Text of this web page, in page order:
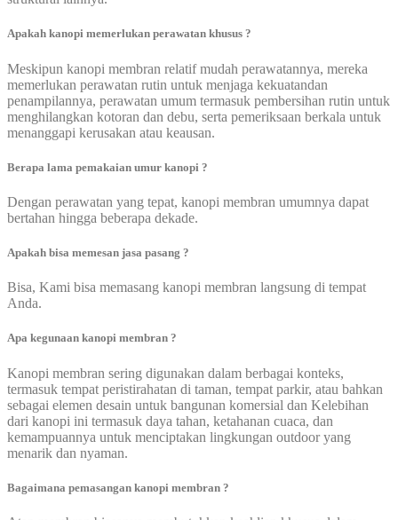
Apakah kanopi memerlukan perawatan khusus ?
Meskipun kanopi membran relatif mudah perawatannya, mereka
memerlukan perawatan rutin untuk menjaga kekuatandan
penampilannya, perawatan umum termasuk pembersihan rutin untuk
menghilangkan kotoran dan debu, serta pemeriksaan berkala untuk
menanggapi kerusakan atau keausan.
Berapa lama pemakaian umur kanopi ?
Dengan perawatan yang tepat, kanopi membran umumnya dapat
bertahan hingga beberapa dekade.
Apakah bisa memesan jasa pasang ?
Bisa, Kami bisa memasang kanopi membran langsung di tempat
Anda.
Apa kegunaan kanopi membran ?
Kanopi membran sering digunakan dalam berbagai konteks,
termasuk tempat peristirahatan di taman, tempat parkir, atau bahkan
sebagai elemen desain untuk bangunan komersial dan Kelebihan
dari kanopi ini termasuk daya tahan, ketahanan cuaca, dan
kemampuannya untuk menciptakan lingkungan outdoor yang
menarik dan nyaman.
Bagaimana pemasangan kanopi membran ?